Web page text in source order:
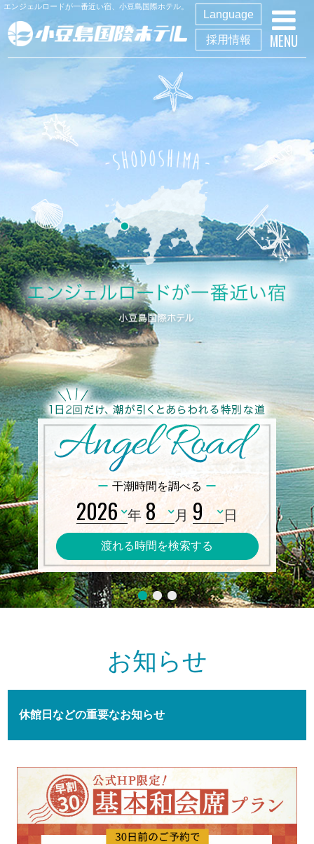
1 2 3
エンジェルロードが一番近い宿、小豆島国際ホテル。
Language
採用情報 MENU
干潮時間を調べる
年 月 日
お知らせ
休館日などの重要なお知らせ
トップページ
エンジェルロード
客室
露天風呂付きエグゼクティブルーム
スタンダード和洋室
デザイナーズルーム
最上階プレミアムツインルーム
本館2階和室
うどん県×ヤドン「ヤドンのお宿」
温泉
料理
館内施設
観光
モデルコース
アクティビティ
動画で見る
【国内旅行会社様専用】団体
宿泊プラン
SDGs
新着情報
お問い合わせ
ご予約はこちら
宿泊約款
English
한국어
簡体中文
繁体中文